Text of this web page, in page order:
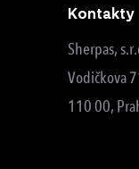
Kontakty
Sherpas,
Vodičkova
110 00,